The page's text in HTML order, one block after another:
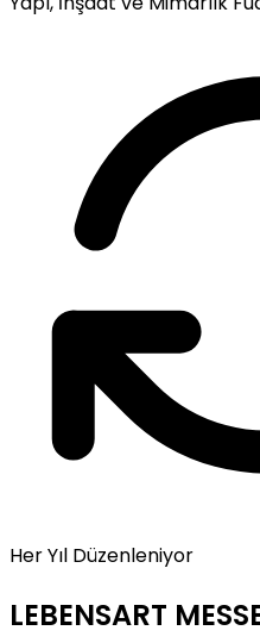
Her Yıl Düzenleniyor
LEBENSART